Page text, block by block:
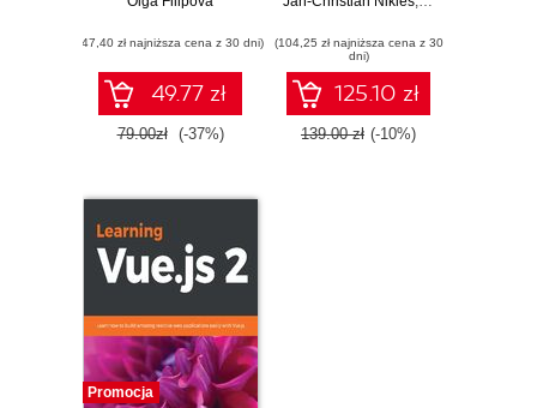
(47,40 zł najniższa cena z 30 dni)
49.77 zł
79.00zł (-37%)
Bootstrap 4, Vue.js
2, and Firebase
(104,25 zł najniższa cena z 30
dni)
125.10 zł
139.00 zł (-10%)
Promocja